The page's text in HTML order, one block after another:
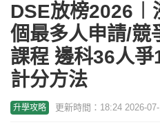
DSE放榜2026︱
個最多人申請/競
課程 邊科36人
計分方法
升學攻略 更新時間：18:24 2026-